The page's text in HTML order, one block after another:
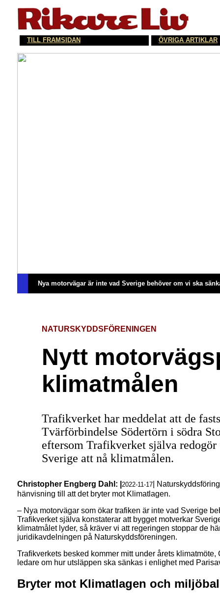
TILL FRAMSIDAN ÖVRIGA ARTIKLAR
Nya motorvägar är inte vad Sverige behöver om vi ska
NATURSKYDDSFÖRENINGEN
Nytt
klimatmålen
Trafikverket har meddelat att de
Tvärförbindelse Södertörn i södra
eftersom Trafikverket själva
Sverige att nå klimatmålen.
Christopher Engberg Dahl: | 2022-11-17 |
hänvisning till att det bryter mot Klimatlagen.
– Nya motorvägar som ökar trafiken är inte vad Sverige
Trafikverket själva konstaterar att bygget motverkar
klimatmålet lyder, så kräver vi att regeringen stoppar de
juridikavdelningen på Naturskyddsföreningen.
Trafikverkets besked kommer mitt under årets
ledare om hur utsläppen ska sänkas i enlighet med
Bryter mot Klimatlagen och